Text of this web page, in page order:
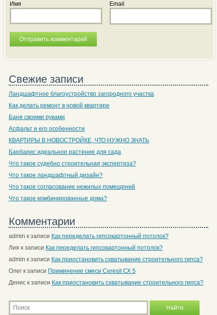
Имя Email
Свежие записи
Ландшафтное благоустройство загородного участка
Как делать ремонт в новой квартире
Баня своими руками
Асфальт и его особенности
КВАРТИРЫ В НОВОСТРОЙКЕ, ЧТО НУЖНО ЗНАТЬ
Барбарис идеальное растение для сада
Что такое судебно строительная экспертиза?
Что такое ландшафтный дизайн?
Что такое согласование нежилых помещений
Что такое комбинированные дома?
Комментарии
admin к записи Как переделать гипсокартонный потолок?
Лия к записи Как переделать гипсокартонный потолок?
admin к записи Как приостановить схватывание строительного гипса?
Олегк записи Приминение смеси Ceresit СХ 5
Дениск записи Как приостановить схватывание строительного гипса?